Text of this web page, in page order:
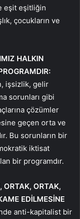
eşit eşitliğin
çocukların ve
HALKIN
işsizlik, gelir
sorunları gibi
çözümler
geçen orta ve
Bu sorunların bir
iktisat
bir programdır.
ORTAK, ORTAK,
EDİLMESİNE
anti-kapitalist bir